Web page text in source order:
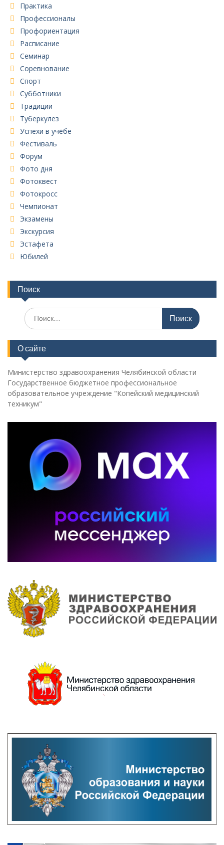
Практика
Профессионалы
Профориентация
Расписание
Семинар
Соревнование
Спорт
Субботники
Традиции
Туберкулез
Успехи в учёбе
Фестиваль
Форум
Фото дня
Фотоквест
Фотокросс
Чемпионат
Экзамены
Экскурсия
Эстафета
Юбилей
Поиск
Поиск
по:
О сайте
Министерство здравоохранения Челябинской области
Государственное бюджетное профессиональное
образовательное учреждение "Копейский медицинский
техникум"